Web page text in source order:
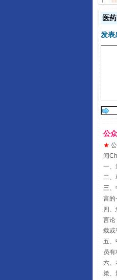
医
发表
公
★
闻
一、
二、
三、
言的
四
言论
载或
五、
员
六、
策、